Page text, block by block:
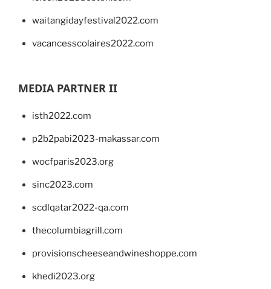
waitangidayfestival2022.com
vacancesscolaires2022.com
MEDIA PARTNER II
isth2022.com
p2b2pabi2023-makassar.com
wocfparis2023.org
sinc2023.com
scdlqatar2022-qa.com
thecolumbiagrill.com
provisionscheeseandwineshoppe.com
khedi2023.org